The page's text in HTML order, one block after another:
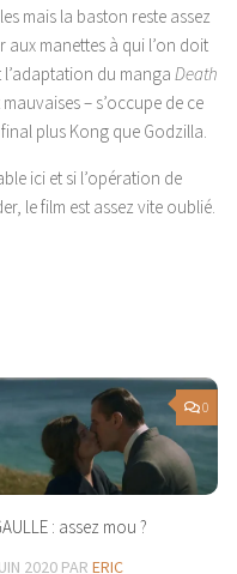
mais la baston reste assez
aux manettes à qui l’on doit
l’adaptation du manga Death
– s’occupe de ce
plus Kong que Godzilla.
ici et si l’opération de
le film est assez vite oublié.
0
: assez mou ?
2020 PAR ERIC